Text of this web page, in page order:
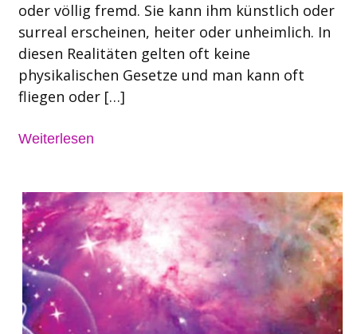
oder völlig fremd. Sie kann ihm künstlich oder
surreal erscheinen, heiter oder unheimlich. In
diesen Realitäten gelten oft keine
physikalischen Gesetze und man kann oft
fliegen oder […]
Weiterlesen